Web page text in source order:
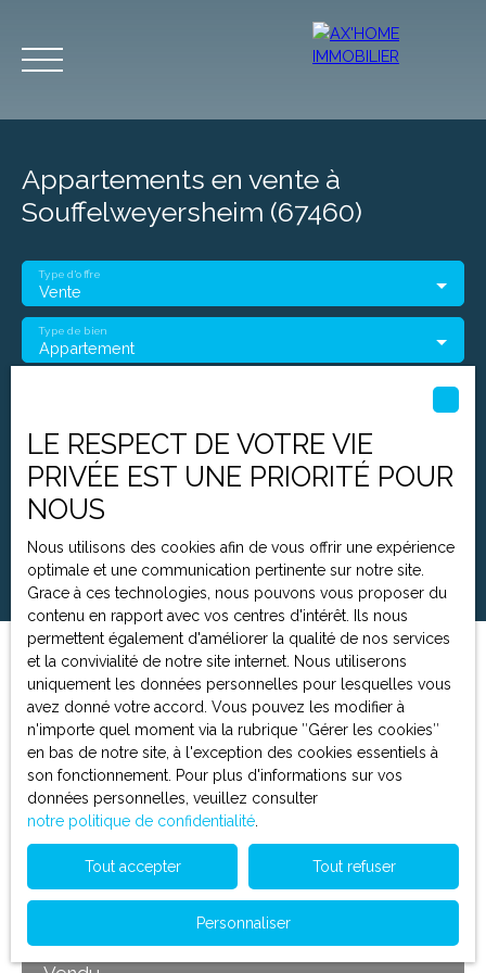
Accueil
Estimation
Appartements en vente à
Souffelweyersheim (67460)
Vente
Type d'offre
Appartement
Type de bien
Budget max (€)
Surface min (m²)
Rechercher
Pertinence
Trier par
Créer une alerte
LE RESPECT DE VOTRE VIE
PRIVÉE EST UNE PRIORITÉ POUR
NOUS
Nous utilisons des cookies afin de vous offrir une expérience
optimale et une communication pertinente sur notre site.
Grace à ces technologies, nous pouvons vous proposer du
contenu en rapport avec vos centres d'intérêt. Ils nous
permettent également d'améliorer la qualité de nos services
et la convivialité de notre site internet. Nous utiliserons
uniquement les données personnelles pour lesquelles vous
avez donné votre accord. Vous pouvez les modifier à
n'importe quel moment via la rubrique ″Gérer les cookies″
en bas de notre site, à l'exception des cookies essentiels à
son fonctionnement. Pour plus d'informations sur vos
données personnelles, veuillez consulter
notre politique de confidentialité
Tout accepter Tout refuser
Personnaliser